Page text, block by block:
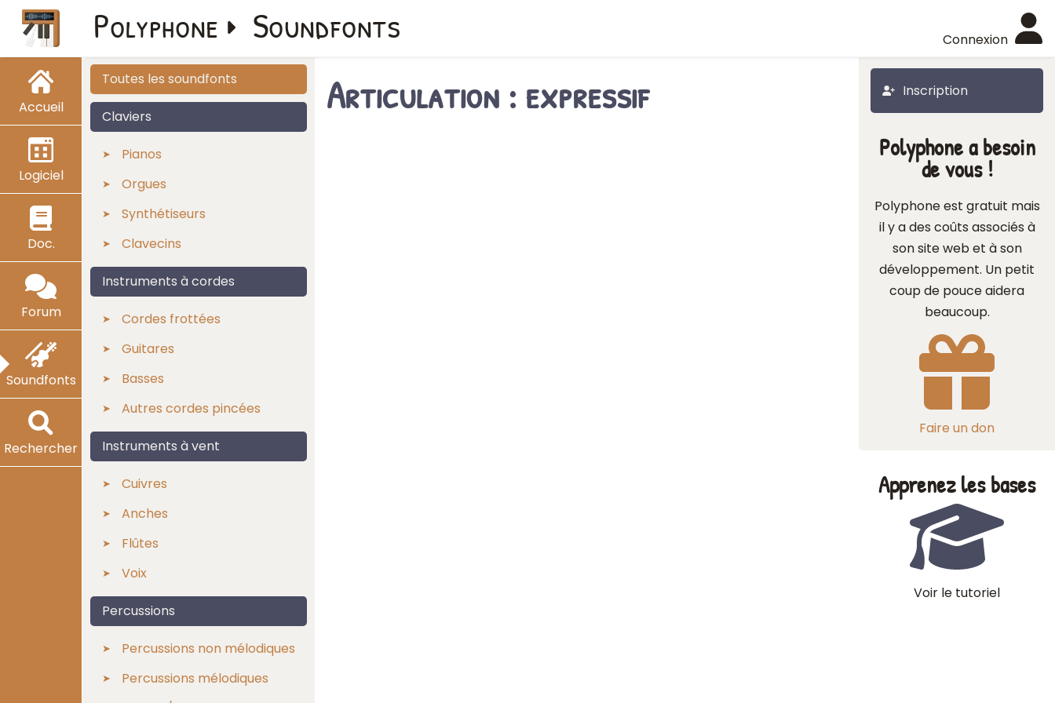
Accueil
Logiciel
Doc.
Forum
Soundfonts
Rechercher
Connexion
Polyphone Soundfonts
Toutes les soundfonts
Claviers
Pianos
Orgues
Synthétiseurs
Clavecins
Instruments à cordes
Cordes frottées
Guitares
Basses
Autres cordes pincées
Instruments à vent
Cuivres
Anches
Flûtes
Voix
Percussions
Percussions non mélodiques
Percussions mélodiques
Inscription
Articulation : expressif
Polyphone a besoin
de vous !
Polyphone est gratuit mais
il y a des coûts associés à
son site web et à son
développement. Un petit
coup de pouce aidera
beaucoup.
Faire un don
Apprenez les bases
Voir le tutoriel